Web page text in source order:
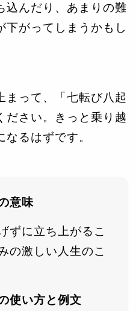
込んだり、あまりの難
下がってしまうかもし
まって、「七転び八起
ださい。きっと乗り越
るはずです。
意味
ずに立ち上がるこ
の激しい人生のこ
使い方と例文